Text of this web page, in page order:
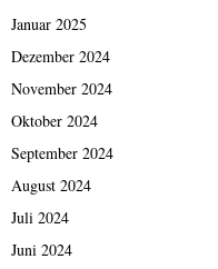
Januar 2025
Dezember 2024
November 2024
Oktober 2024
September 2024
August 2024
Juli 2024
Juni 2024